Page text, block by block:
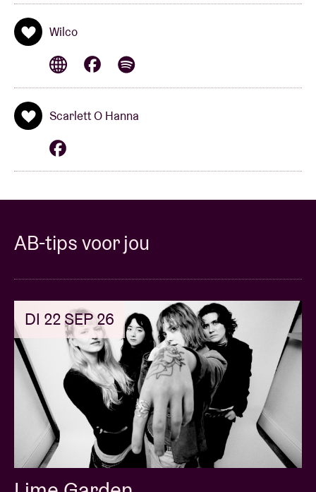
Wilco naast Radiohead. In 2004 verschijnt“A Ghost
is Born”en op
Jeff Tweedy die opnieuw rust gevonden heeft. 2009
wordt een scharnierjaar met
een Grammy Award nominatie en kers op de taart
nog meer internationale erkenning van critici en
publiek. Nu is er de langverwachte release van “The
Whole Love”, 12 indrukwekkende nummers
opgenomen in Tweedy’s geboortestad Chicago. Het
ballades af met avontuurlijke rock. Live is de band
één brok energie, intensiteit en orignaliteit. Briljant
terug naar de warme intimiteit van de concertzaal,
met name van de Ancienne Belgique in Brussel. De
voorverkoop begint op dinsdag 11 oktober om 11u.
Wilco
Scarlett O Hanna
AB-tips voor jou
DI 22 SEP 26